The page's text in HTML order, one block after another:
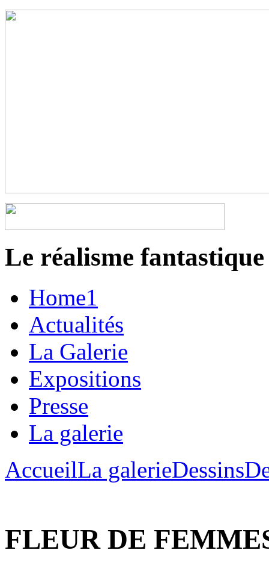
Le réalisme fantastique
Home1
Actualités
La Galerie
Expositions
Presse
La galerie
AccueilLa galerieDessins
FLEUR DE